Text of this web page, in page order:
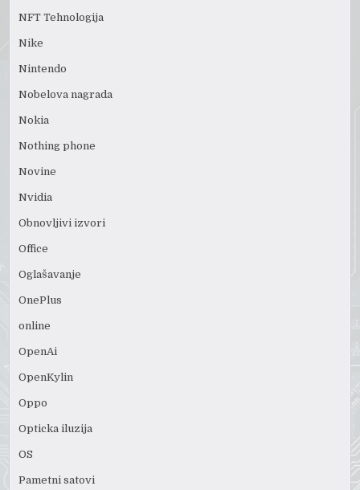
NFT Tehnologija
Nike
Nintendo
Nobelova nagrada
Nokia
Nothing phone
Novine
Nvidia
Obnovljivi izvori
Office
Oglašavanje
OnePlus
online
OpenAi
OpenKylin
Oppo
Opticka iluzija
OS
Pametni satovi